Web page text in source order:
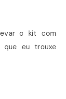
o kit com
que eu trouxe